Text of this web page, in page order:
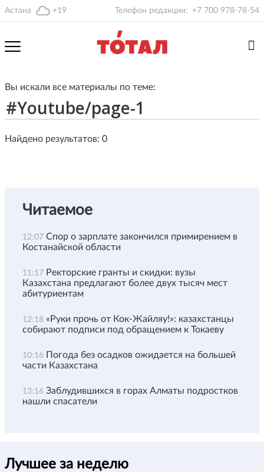
Астана +19 Телефон редакции: +7 700 978-78-54
Вы искали все материалы по теме:
Найдено результатов: 0
Читаемое
12:07 Спор о зарплате закончился примирением в
Костанайской области
11:17 Ректорские гранты и скидки: вузы
Казахстана предлагают более двух тысяч мест
абитуриентам
12:18 «Руки прочь от Кок-Жайляу!»: казахстанцы
собирают подписи под обращением к Токаеву
10:16 Погода без осадков ожидается на большей
части Казахстана
13:16 Заблудившихся в горах Алматы подростков
нашли спасатели
Лучшее за неделю